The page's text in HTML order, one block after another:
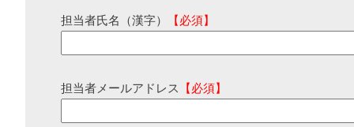
担当者氏名（漢字） 【必須】
担当者メールアドレス 【必須】